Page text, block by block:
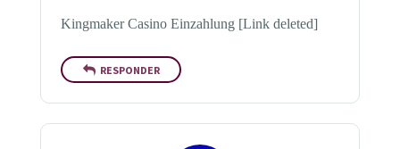
Kingmaker Casino Einzahlung [Link deleted]
RESPONDER